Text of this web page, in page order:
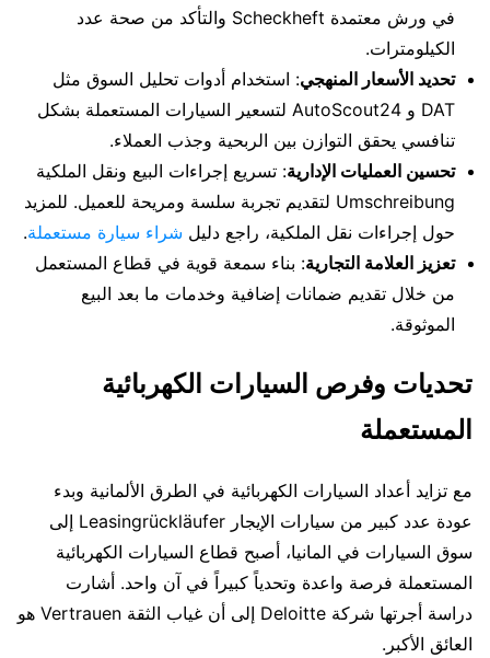
في ورش معتمدة Scheckheft والتأكد من صحة عدد
الكيلومترات.
تحديد الأسعار المنهجي: استخدام أدوات تحليل السوق مثل
DAT و AutoScout24 لتسعير السيارات المستعملة بشكل
تنافسي يحقق التوازن بين الربحية وجذب العملاء.
تحسين العمليات الإدارية: تسريع إجراءات البيع ونقل الملكية
Umschreibung لتقديم تجربة سلسة ومريحة للعميل. للمزيد
حول إجراءات نقل الملكية، راجع دليل شراء سيارة مستعملة.
تعزيز العلامة التجارية: بناء سمعة قوية في قطاع المستعمل
من خلال تقديم ضمانات إضافية وخدمات ما بعد البيع
الموثوقة.
تحديات وفرص السيارات الكهربائية
المستعملة
مع تزايد أعداد السيارات الكهربائية في الطرق الألمانية وبدء
عودة عدد كبير من سيارات الإيجار Leasingrückläufer إلى
سوق السيارات في المانيا، أصبح قطاع السيارات الكهربائية
المستعملة فرصة واعدة وتحدياً كبيراً في آن واحد. أشارت
دراسة أجرتها شركة Deloitte إلى أن غياب الثقة Vertrauen هو
العائق الأكبر.